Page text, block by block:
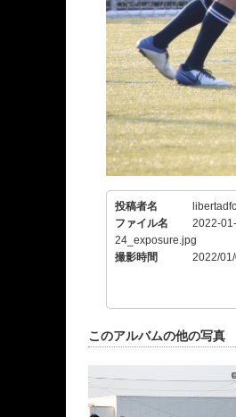
投稿者名
libertadfc
ファイル名
2022-
24_exposure.jpg
撮影時間
2022/
このアルバムの他の写真